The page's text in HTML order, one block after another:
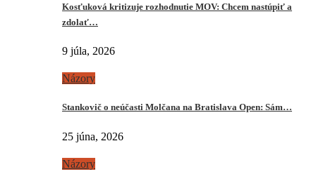
Kosťuková kritizuje rozhodnutie MOV: Chcem nastúpiť a
zdolať…
9 júla, 2026
Názory
Stankovič o neúčasti Molčana na Bratislava Open: Sám…
25 júna, 2026
Názory